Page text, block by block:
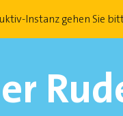
Instanz gehen Sie